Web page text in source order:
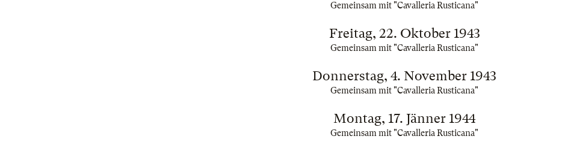
Gemeinsam mit "Cavalleria Rusticana"
Freitag, 22. Oktober 1943
Gemeinsam mit "Cavalleria Rusticana"
Donnerstag, 4. November 1943
Gemeinsam mit "Cavalleria Rusticana"
Montag, 17. Jänner 1944
Gemeinsam mit "Cavalleria Rusticana"